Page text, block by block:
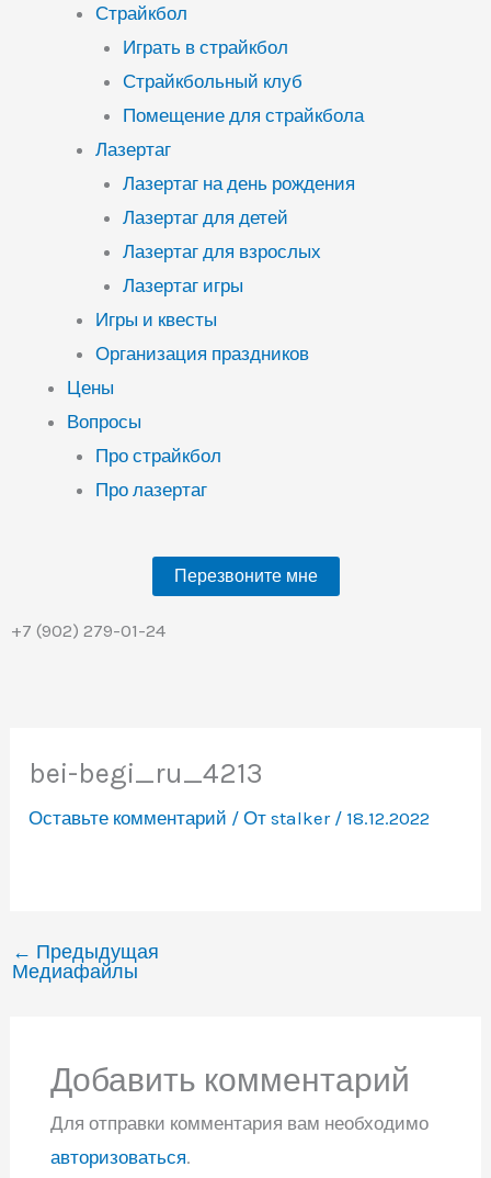
Страйкбол
Играть в страйкбол
Страйкбольный клуб
Помещение для страйкбола
Лазертаг
Лазертаг на день рождения
Лазертаг для детей
Лазертаг для взрослых
Лазертаг игры
Игры и квесты
Организация праздников
Цены
Вопросы
Про страйкбол
Про лазертаг
Перезвоните мне
+7 (902) 279-01-24
bei-begi_ru_4213
Оставьте комментарий / Отstalker / 18.12.2022
← Предыдущая
Медиафайлы
Добавить комментарий
Для отправки комментария вам необходимо
авторизоваться.